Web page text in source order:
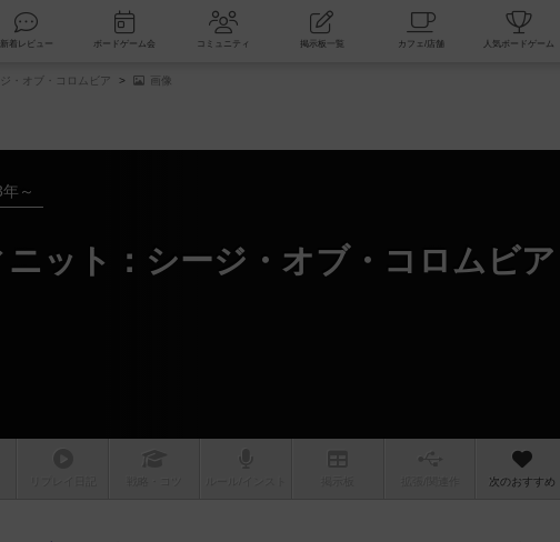
検索 新着レビュー ボードゲーム会 コミュニティ 掲示板一覧 カフェ/店舗
・オブ・コロムビア 画像
～
ット：シージ・オブ・コロムビア
次のおすすめ